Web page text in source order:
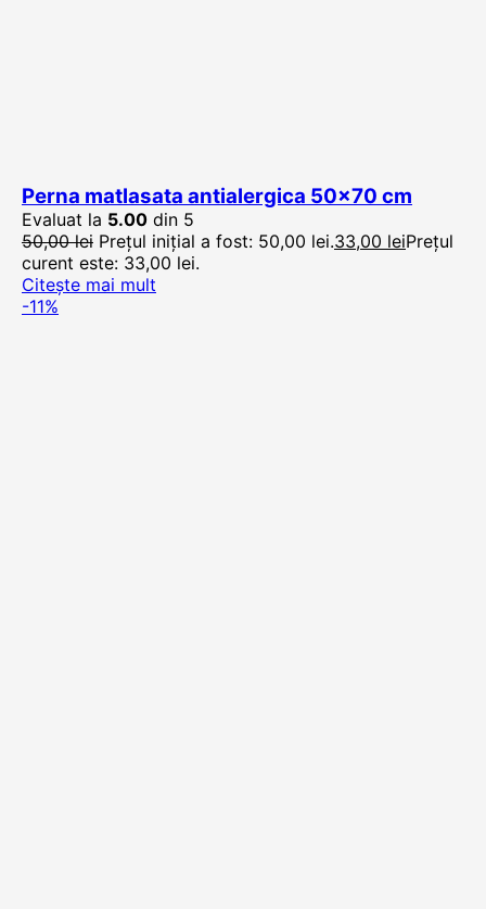
Perna matlasata antialergica 50×70 cm
Evaluat la 5.00 din 5
50,00lei Prețul inițial a fost: 50,00 lei.33,00 leiPrețul
curent este: 33,00 lei.
Citește mai mult
-11%